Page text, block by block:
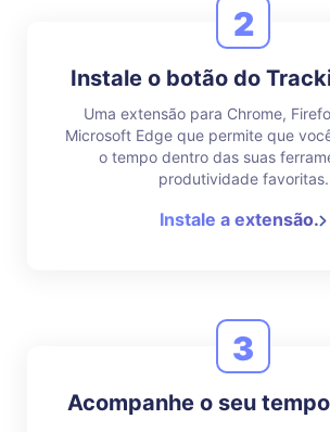
2
Instale o botão do
Uma extensão para Chrome,
Microsoft Edge que permite que
o tempo dentro das suas
produtividade favoritas.
Instale a extensão.
3
Acompanhe o seu